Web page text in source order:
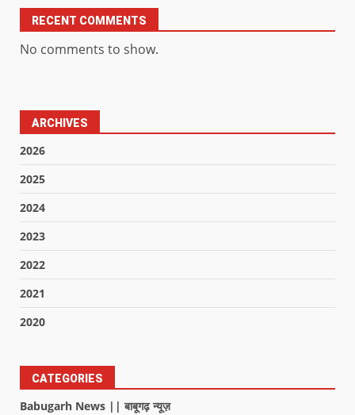
RECENT COMMENTS
No comments to show.
ARCHIVES
2026
2025
2024
2023
2022
2021
2020
CATEGORIES
Babugarh News || बाबूगढ़ न्यूज़